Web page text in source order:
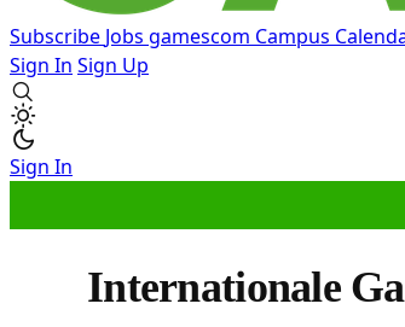
Subscribe Jobs gamescom Campus
Sign In Sign Up
Sign In
Internationale